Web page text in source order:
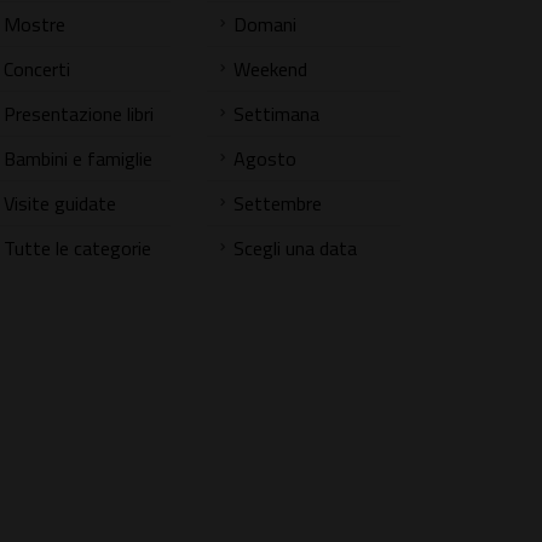
Mostre
Concerti
Presentazione libri
Bambini e famiglie
Visite guidate
Tutte le categorie
Domani
Weekend
Settimana
Agosto
Settembre
Scegli una data